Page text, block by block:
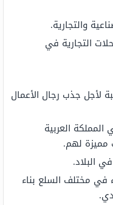
والتجارية.
التجارية في
لأجل جذب رجال الأعمال
العربية
مميزة لهم.
البلاد.
في مختلف السلع بناء